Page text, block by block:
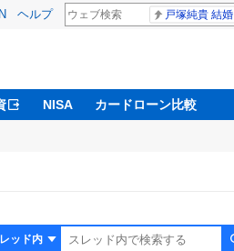
ヘルプ 戸塚純貴 結婚
NISA カードローン比較